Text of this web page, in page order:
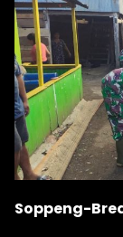
Soppeng-